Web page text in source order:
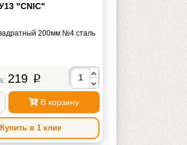
"CNIC"
200мм №4 сталь
219 p
В корзину
Купить в 1 клик